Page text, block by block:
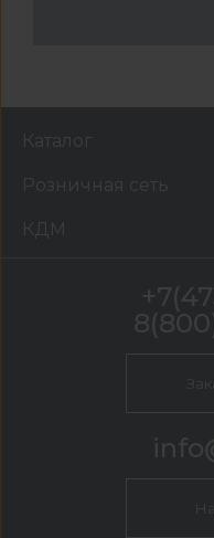
Каталог
Розничная сеть
КДМ